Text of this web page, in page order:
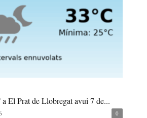
El Prat de Llobregat avui 7 de...
0